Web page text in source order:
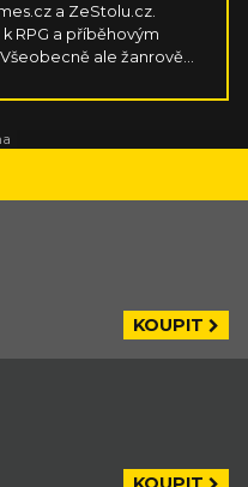
a ZeStolu.cz.
RPG a příběhovým
ale žanrově
či baví zajímavou
když je důraz dáván na
V tom se totiž
KOUPIT